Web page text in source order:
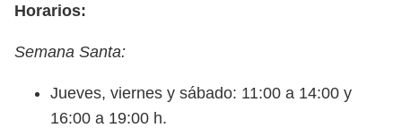
Horarios:
Semana Santa:
Jueves, viernes y sábado: 11:00 a 14:00 y
16:00 a 19:00 h.